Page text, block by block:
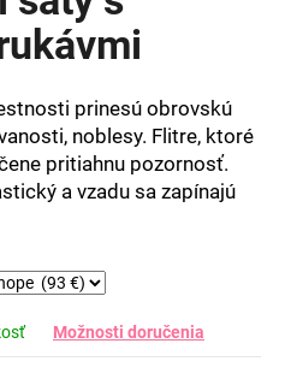
prinesú obrovskú
noblesy. Flitre, ktoré
pritiahnu pozornosť.
a vzadu sa zapínajú
Možnosti doručenia